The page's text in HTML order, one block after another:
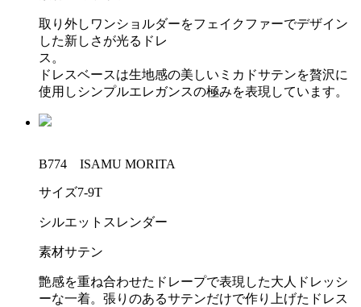
取り外しワンショルダーをフェイクファーでデザイン
した新しさが光るドレ
ス。
ドレスベースは生地感の美しいミカドサテンを贅沢に
使用しシンプルエレガンスの極みを表現しています。
B774 ISAMU MORITA
サイズ7-9T
シルエット スレンダー
素材サテン
艶感を重ね合わせたドレープで表現した大人ドレッシ
ーな一着。張りのあるサテンだけで作り上げたドレス